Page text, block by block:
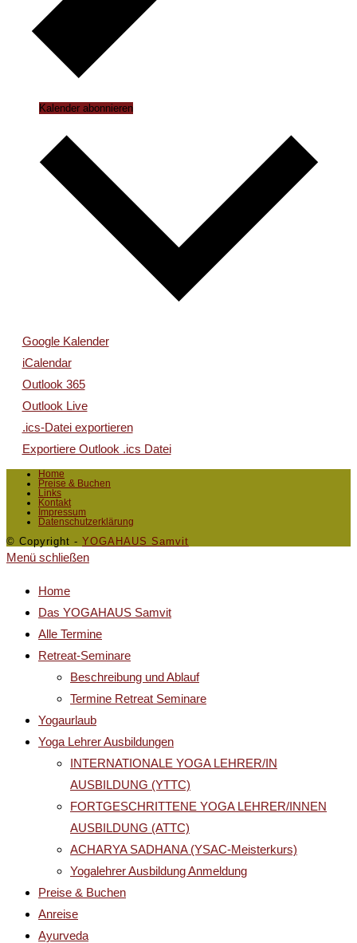
Kalender abonnieren
Google Kalender
iCalendar
Outlook 365
Outlook Live
.ics-Datei exportieren
Exportiere Outlook .ics Datei
Home
Preise & Buchen
Links
Kontakt
Impressum
Datenschutzerklärung
© Copyright - YOGAHAUS Samvit
Menü schließen
Home
Das YOGAHAUS Samvit
Alle Termine
Retreat-Seminare
Beschreibung und Ablauf
Termine Retreat Seminare
Yogaurlaub
Yoga Lehrer Ausbildungen
INTERNATIONALE YOGA LEHRER/IN
AUSBILDUNG (YTTC)
FORTGESCHRITTENE YOGA LEHRER/INNEN
AUSBILDUNG (ATTC)
ACHARYA SADHANA (YSAC-Meisterkurs)
Yogalehrer Ausbildung Anmeldung
Preise & Buchen
Anreise
Ayurveda